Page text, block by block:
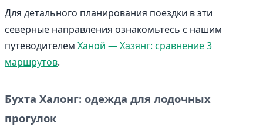
Для детального планирования поездки в эти
северные направления ознакомьтесь с нашим
путеводителем Ханой — Хазянг: сравнение 3
маршрутов.
Бухта Халонг: одежда для лодочных
прогулок